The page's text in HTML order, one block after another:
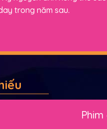
trong năm sau.